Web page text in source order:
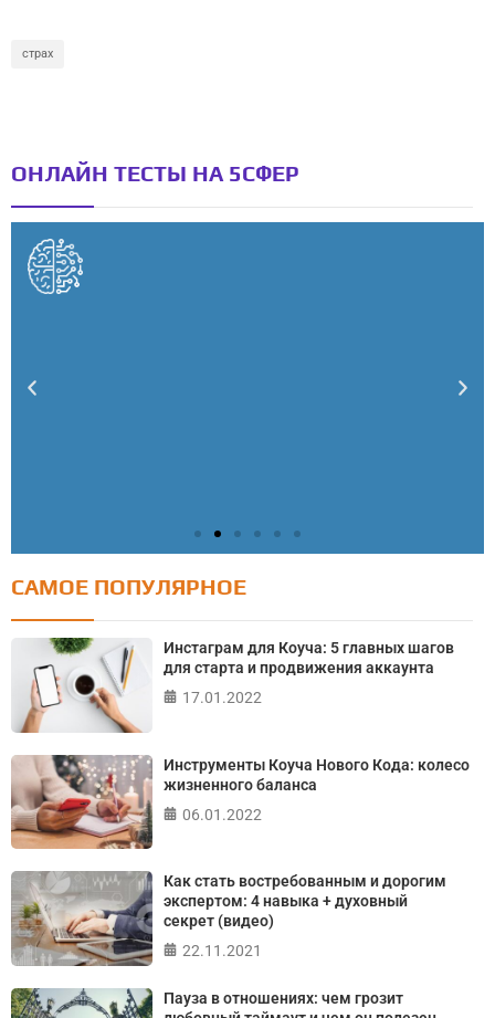
страх
ОНЛАЙН ТЕСТЫ НА 5СФЕР
Тест: Как я контролирую свою жизнь?
Онлайн тест на основе шкалы локуса контроля
Джулиана Роттера
САМОЕ ПОПУЛЯРНОЕ
Инстаграм для Коуча: 5 главных шагов
для старта и продвижения аккаунта
17.01.2022
Инструменты Коуча Нового Кода: колесо
жизненного баланса
06.01.2022
Как стать востребованным и дорогим
экспертом: 4 навыка + духовный
секрет (видео)
22.11.2021
Пауза в отношениях: чем грозит